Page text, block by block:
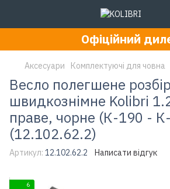
Офіційний
Аксесуари Комплектуючі для човна
Весло полегшене
швидкознімне Kolibri
праве, чорне (К-190 -
(12.102.62.2)
Артикул: 12.102.62.2 Написати відгук
6